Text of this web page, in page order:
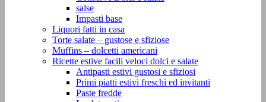
salse
Impasti base
Liquori fatti in casa
Torte salate – gustose e sfiziose
Muffins – dolcetti americani
Ricette estive facili veloci dolci e salate
Antipasti estivi gustosi e sfiziosi
Primi piatti estivi freschi ed invitanti
Paste fredde